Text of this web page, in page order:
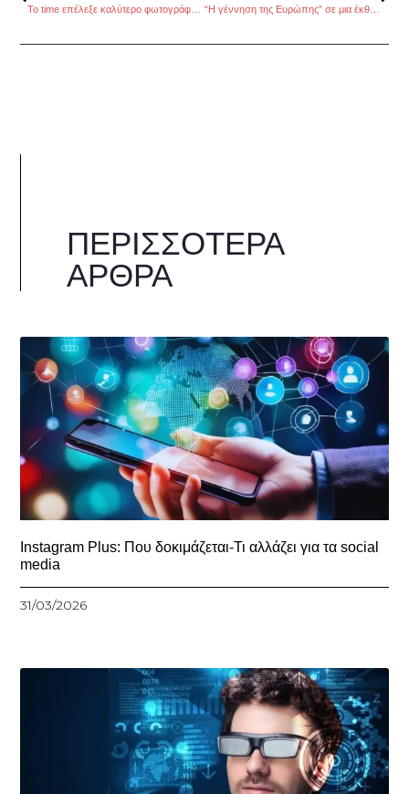
“Η γέννηση της Ευρώπης” σε μια έκθεση στο Grecotel Pallas Athena
ΠΕΡΙΣΣΌΤΕΡΑ
ΆΡΘΡΑ
Instagram Plus: Που δοκιμάζεται-Τι αλλάζει για τα social
media
31/03/2026